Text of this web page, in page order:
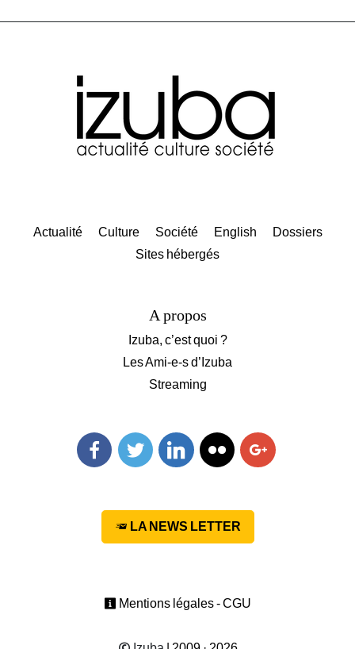
Actualité Culture Société English
Dossiers
Sites hébergés
A propos
Izuba, c’est quoi ?
Les Ami-e-s d’Izuba
Streaming
LA NEWS LETTER
Mentions légales - CGU